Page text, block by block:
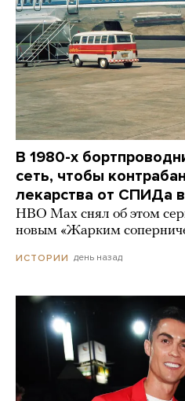
В 1980-х
сеть, чтобы
лекарства от СПИДа
HBO Max снял об этом
новым «Жарким
ИСТОРИИ день назад